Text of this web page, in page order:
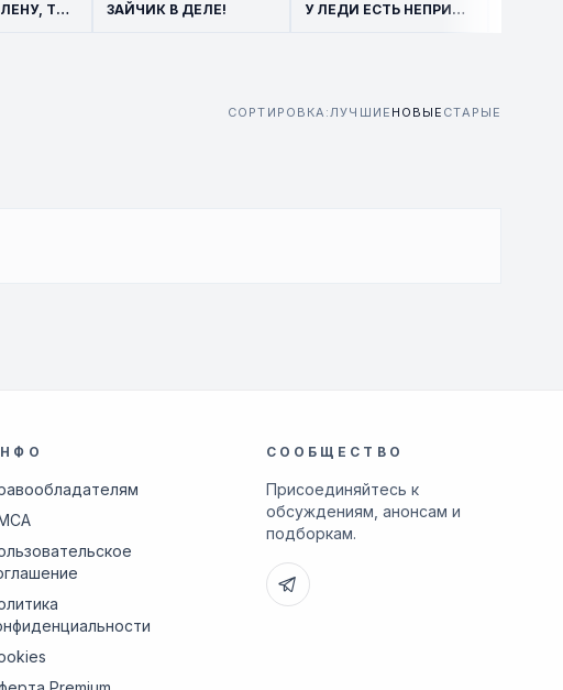
ЕСЛИ ВЫ В ПЛЕНУ, ТО ПОМАШИТЕ МОРКОВКОЙ ЗАЙЧИК В ДЕЛЕ! У ЛЕДИ ЕСТЬ НЕПРИСТОЙНАЯ ТАЙНА
СОРТИРОВКА:ЛУЧШИЕ НОВЫЕ СТАРЫЕ
СООБЩЕСТВО
Присоединяйтесь к
обсуждениям, анонсам и
подборкам.